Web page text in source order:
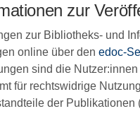
zur
zur Bibliotheks- und
online über den edoc-
sind die
für rechtswidrige
der